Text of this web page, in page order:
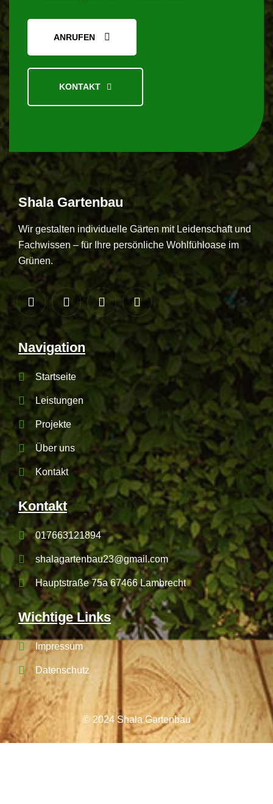
ANRUFEN
KONTAKT
Shala Gartenbau
Wir gestalten individuelle Gärten mit Leidenschaft und
Fachwissen – für Ihre persönliche Wohlfühloase im
Grünen.
Navigation
Startseite
Leistungen
Projekte
Über uns
Kontakt
Kontakt
017663121894
shalagartenbau23@gmail.com
Hauptstraße 75a 67466 Lambrecht
Wichtige Links
Impressum
Datenschutz
© 2024 Shala Gartenbau